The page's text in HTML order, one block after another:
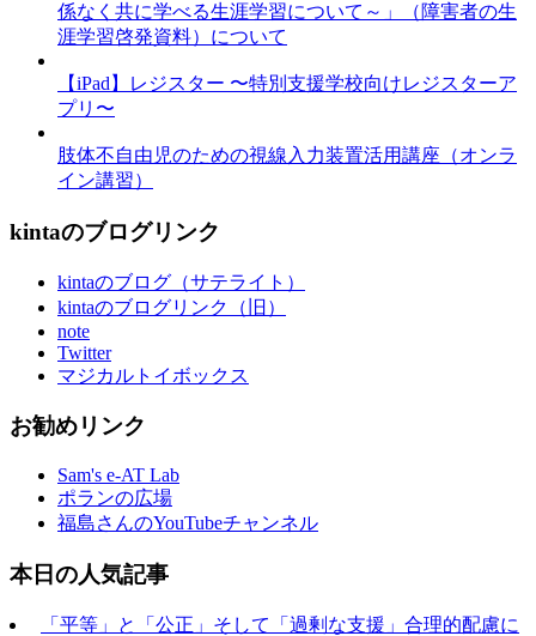
係なく共に学べる生涯学習について～」（障害者の生
涯学習啓発資料）について
【iPad】レジスター 〜特別支援学校向けレジスターア
プリ〜
肢体不自由児のための視線入力装置活用講座（オンラ
イン講習）
kintaのブログリンク
kintaのブログ（サテライト）
kintaのブログリンク（旧）
note
Twitter
マジカルトイボックス
お勧めリンク
Sam's e-AT Lab
ポランの広場
福島さんのYouTubeチャンネル
本日の人気記事
「平等」と「公正」そして「過剰な支援」合理的配慮に